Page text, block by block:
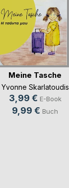
Meine Tasche
Yvonne Skarlatoudis
3,99 € E-Book
9,99 € Buch